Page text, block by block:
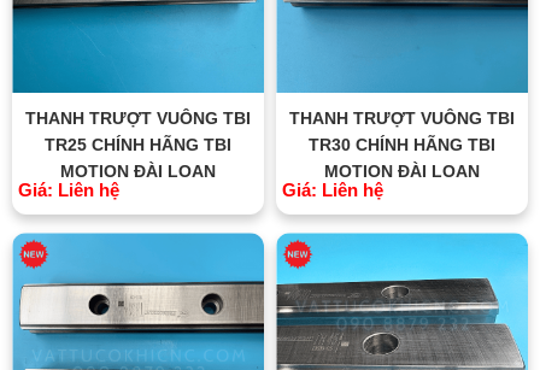
THANH TRƯỢT VUÔNG TBI
TR25 CHÍNH HÃNG TBI
MOTION ĐÀI LOAN
Giá: Liên hệ
THANH TRƯỢT VUÔNG TBI
TR30 CHÍNH HÃNG TBI
MOTION ĐÀI LOAN
Giá: Liên hệ